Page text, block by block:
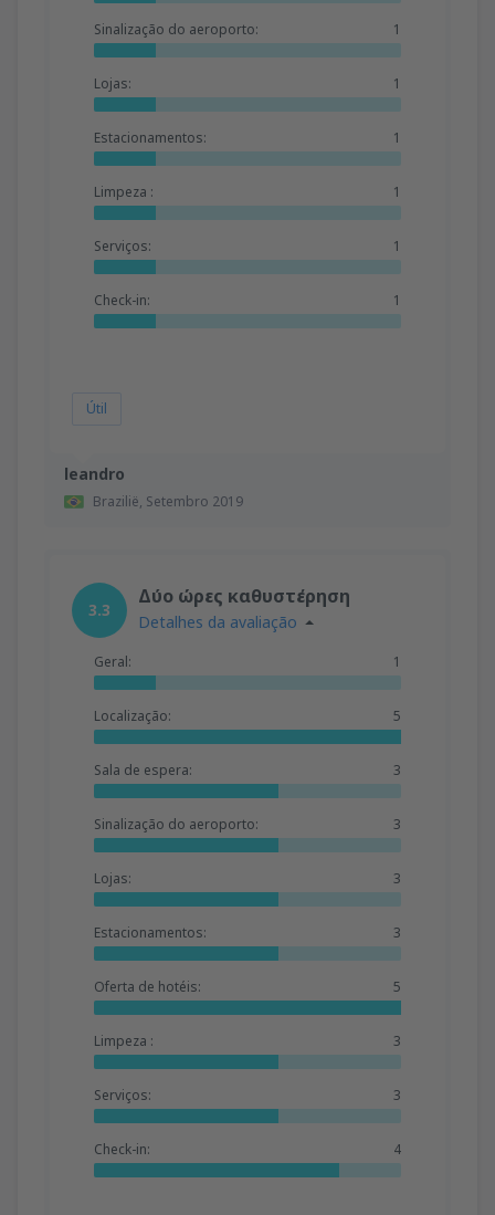
leandro
Brazilië, Setembro 2019
Sinalização do aeroporto: 1
Lojas: 1
Estacionamentos: 1
Limpeza : 1
Serviços: 1
Check-in: 1
Útil
3.3
Δύο ώρες καθυστέρηση
Detalhes da avaliação
Geral: 1
Localização: 5
Sala de espera: 3
Sinalização do aeroporto: 3
Lojas: 3
Estacionamentos: 3
Oferta de hotéis: 5
Limpeza : 3
Serviços: 3
Check-in: 4